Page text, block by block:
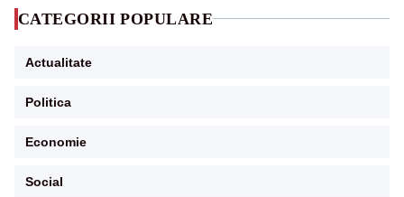
CATEGORII POPULARE
Actualitate
Politica
Economie
Social